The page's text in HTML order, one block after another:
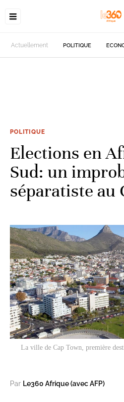
Actuellement POLITIQUE
POLITIQUE
Elections en
Sud: un
séparatiste au
La ville de Cap Town, première
Par Le360 Afrique (avec AFP)